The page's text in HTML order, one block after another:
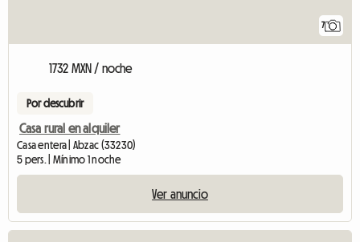
7
1732 MXN / noche
Por descubrir
Casa rural en alquiler
Casa entera | Abzac (33230)
5 pers. | Mínimo 1 noche
Ver anuncio